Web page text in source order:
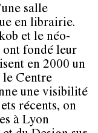
salle
en librairie.
et le néo-
ont fondé leur
en 2000 un
le Centre
une visibilité
récents, on
à Lyon